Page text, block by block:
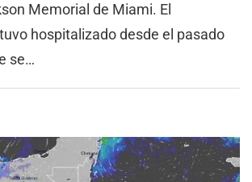
Memorial de Miami. El
hospitalizado desde el pasado
se…